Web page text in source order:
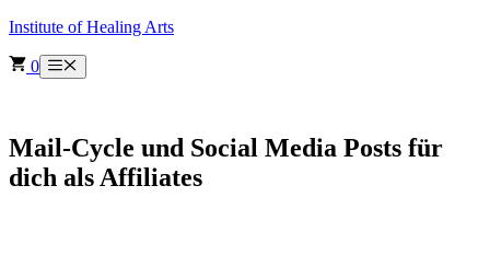
Skip
content
Institute of Healing Arts
0 Menu
Mail-Cycle und Social Media Posts für
dich als Affiliates